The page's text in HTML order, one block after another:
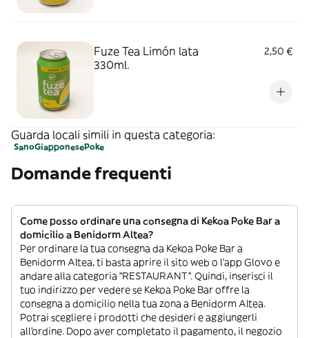
Fuze Tea Limón lata
330ml.
2,50 €
Guarda locali simili in questa categoria:
SanoGiapponesePoke
Domande frequenti
Come posso ordinare una consegna di Kekoa Poke Bar a
domicilio a Benidorm Altea?
Per ordinare la tua consegna da Kekoa Poke Bar a
Benidorm Altea, ti basta aprire il sito web o l’app Glovo e
andare alla categoria “RESTAURANT”. Quindi, inserisci il
tuo indirizzo per vedere se Kekoa Poke Bar offre la
consegna a domicilio nella tua zona a Benidorm Altea.
Potrai scegliere i prodotti che desideri e aggiungerli
all’ordine. Dopo aver completato il pagamento, il negozio